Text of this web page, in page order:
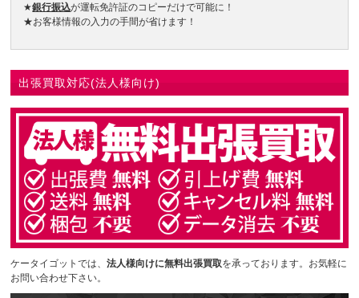
★銀行振込が運転免許証のコピーだけで可能に！
★お客様情報の入力の手間が省けます！
出張買取対応(法人様向け)
ケータイゴットでは、法人様向けに無料出張買取を承っております。お気軽に
お問い合わせ下さい。